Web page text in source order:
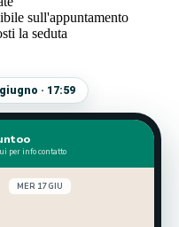
sull'appuntamento
la seduta
· 17:59
per info contatto
MER 17 GIU